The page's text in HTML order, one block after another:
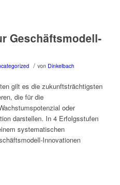
Geschäftsmodell-
/ von Dinkelbach
gilt es die zukunftsträchtigsten
die für die
oder
darstellen. In 4 Erfolgsstufen
systematischen
Innovationen